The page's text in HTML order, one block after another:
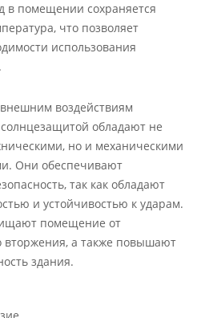
в помещении сохраняется
что позволяет
использования
воздействиям
обладают не
но и механическими
Они обеспечивают
так как обладают
и устойчивостью к ударам.
помещение от
вторжения, а также повышают
здания.